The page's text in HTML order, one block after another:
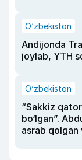
O‘zbekiston
Andijonda
joylab, YTH
O‘zbekiston
“Sakkiz
bo‘lgan”.
asrab qolgan